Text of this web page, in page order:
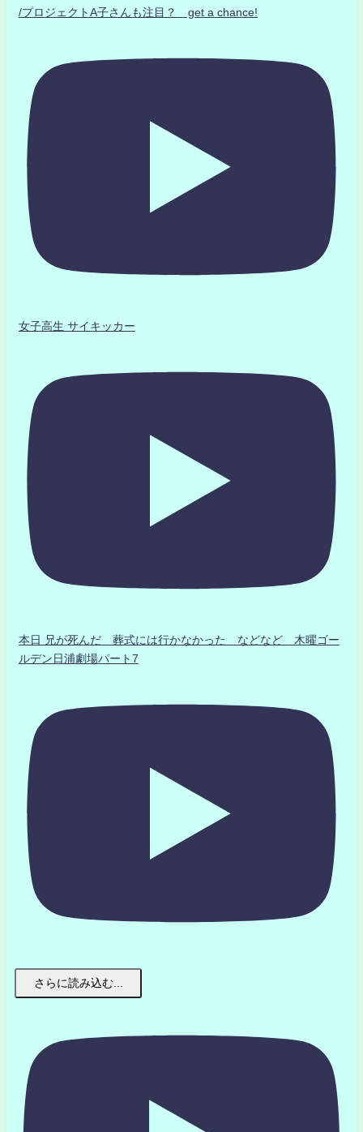
/プロジェクトA子さんも注目？ get a chance!
女子高生 サイキッカー
本日 兄が死んだ 葬式には行かなかった などなど 木曜ゴー
ルデン日浦劇場パート7
さらに読み込む...